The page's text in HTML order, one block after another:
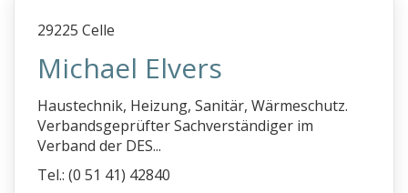
e
f
g
h
29225 Celle
Michael Elvers
Haustechnik, Heizung, Sanitär, Wärmeschutz.
Verbandsgeprüfter Sachverständiger im
Verband der DES...
Tel.: (0 51 41) 42840